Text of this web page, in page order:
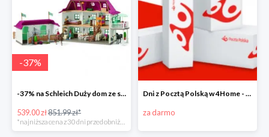
-37%
-37% na Schleich Duży dom ze stajnią i akcesoriami 96 cm
539.00 zł851.99 zł*
*najniższa cena z 30 dni przed obniżką
Dni z Pocztą Polską w 4Home - darmowa dostawa
za darmo